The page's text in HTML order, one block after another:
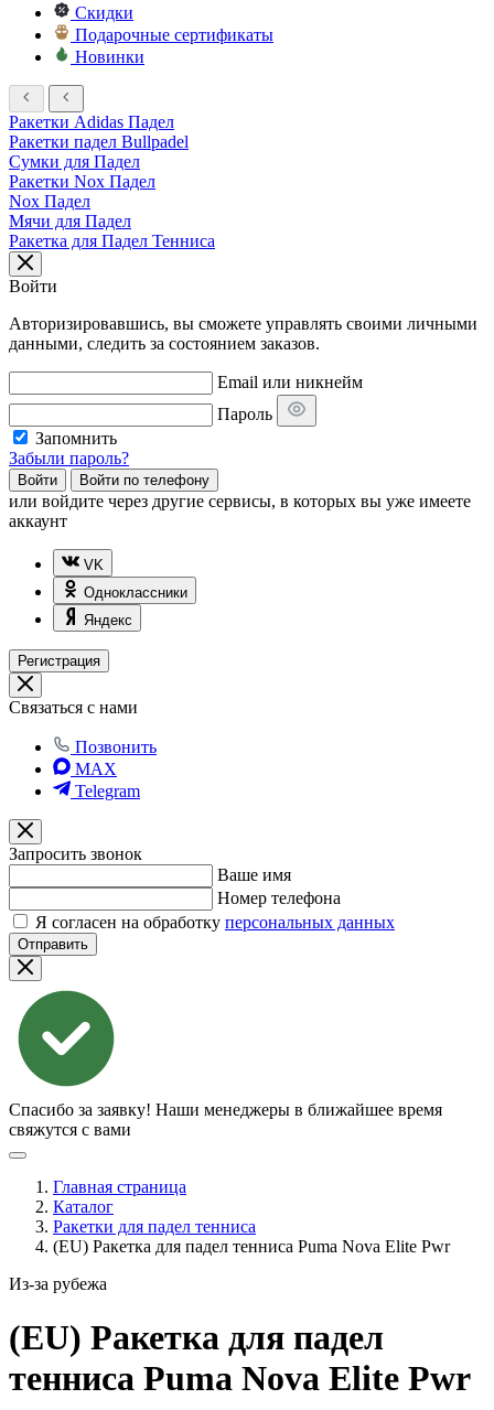
Скидки
Подарочные сертификаты
Новинки
Ракетки Adidas Падел
Ракетки падел Bullpadel
Сумки для Падел
Ракетки Nox Падел
Nox Падел
Мячи для Падел
Ракетка для Падел Тенниса
Войти
Авторизировавшись, вы сможете управлять своими личными
данными, следить за состоянием заказов.
Email или никнейм
Пароль
Запомнить
Забыли пароль?
Войти Войти по телефону
или войдите через другие сервисы, в которых вы уже имеете
аккаунт
VK
Одноклассники
Яндекс
Регистрация
Связаться с нами
Позвонить
MAX
Telegram
Запросить звонок
Ваше имя
Номер телефона
Я согласен на обработку персональных данных
Отправить
Спасибо за заявку! Наши менеджеры в ближайшее время
свяжутся с вами
Главная страница
Каталог
Ракетки для падел тенниса
(EU) Ракетка для падел тенниса Puma Nova Elite Pwr
Из-за рубежа
(EU) Ракетка для падел
тенниса Puma Nova Elite Pwr